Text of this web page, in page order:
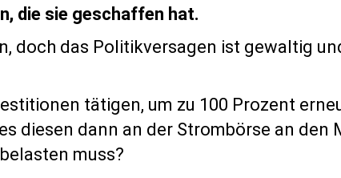
die sie geschaffen hat.
doch das Politikversagen ist gewaltig
tätigen, um zu 100 Prozent
diesen dann an der Strombörse an den
muss?